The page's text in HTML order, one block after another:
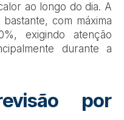
ao longo do dia. A
com máxima
exigindo atenção
durante a
por